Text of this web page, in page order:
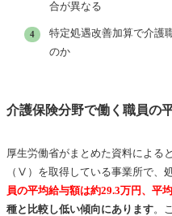
合が異なる
特定処遇改善加算で介護
のか
介護保険分野で働く職員の
厚生労働省がまとめた資料による
（Ⅴ）を取得している事業所で、
員の平均給与額は約29.3万円、平
種と⽐較し低い傾向にあります。